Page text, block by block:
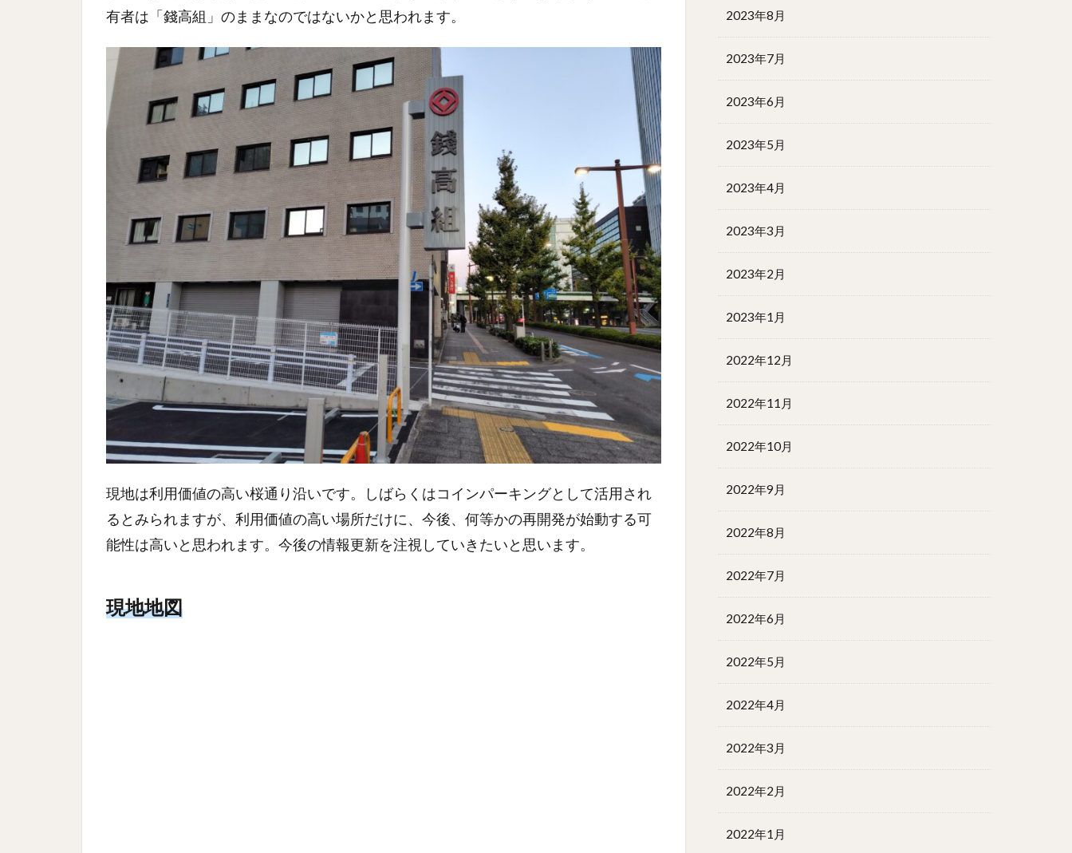
有者は「錢高組」のままなのではないかと思われます。
現地は利用価値の高い桜通り沿いです。しばらくはコインパーキングとして活用され
るとみられますが、利用価値の高い場所だけに、今後、何等かの再開発が始動する可
能性は高いと思われます。今後の情報更新を注視していきたいと思います。
現地地図
2023年8月
2023年7月
2023年6月
2023年5月
2023年4月
2023年3月
2023年2月
2023年1月
2022年12月
2022年11月
2022年10月
2022年9月
2022年8月
2022年7月
2022年6月
2022年5月
2022年4月
2022年3月
2022年2月
2022年1月